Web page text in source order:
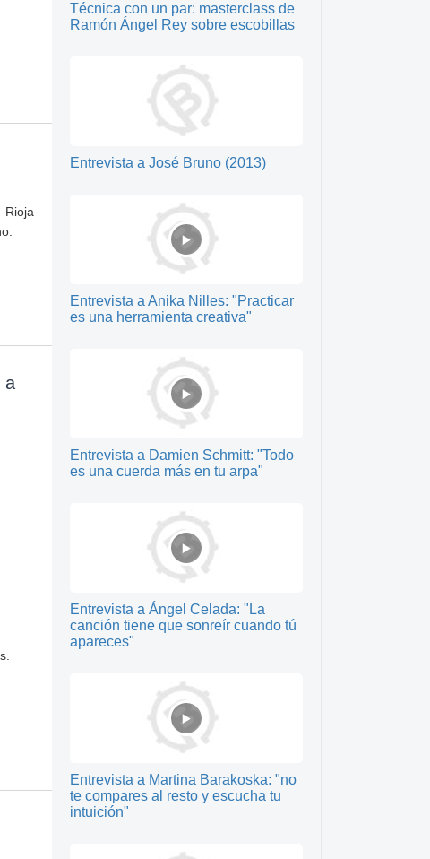
a
Técnica con un par: masterclass de
Ramón Ángel Rey sobre escobillas
Entrevista a José Bruno (2013)
Entrevista a Anika Nilles: "Practicar
es una herramienta creativa"
Entrevista a Damien Schmitt: "Todo
es una cuerda más en tu arpa"
Entrevista a Ángel Celada: "La
canción tiene que sonreír cuando tú
apareces"
Entrevista a Martina Barakoska: "no
te compares al resto y escucha tu
intuición"